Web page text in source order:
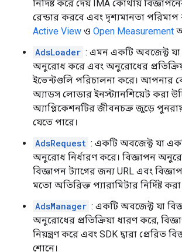
নির্দিষ্ট করে দেয় IMA কোথায়
রেন্ডার করবে এবং দৃশ্যমানতা পরিমাপ
Active View ও Open Measurement
AdsLoader : এমন একটি অবজেক্ট যা
অনুরোধ করে এবং অনুরোধের
ইভেন্টগুলি পরিচালনা করে। আপনার
অ্যাডস লোডার ইনস্ট্যানশিয়েট করা
অ্যাপ্লিকেশনটির জীবনচক্র জুড়ে
যেতে পারে।
AdsRequest : একটি অবজেক্ট যা
অনুরোধ নির্ধারণ করে। বিজ্ঞাপন
বিজ্ঞাপন ট্যাগের জন্য URL এবং
মতো অতিরিক্ত প্যারামিটার নির্দিষ্ট
AdsManager : একটি অবজেক্ট যা
অনুরোধের প্রতিক্রিয়া ধারণ করে,
নিয়ন্ত্রণ করে এবং SDK দ্বারা প্রেরিত
শোনে।